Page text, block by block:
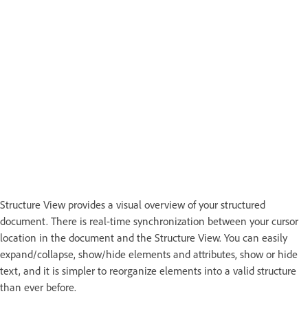
Structure View provides a visual overview of your structured
document. There is real-time synchronization between your cursor
location in the document and the Structure View. You can easily
expand/collapse, show/hide elements and attributes, show or hide
text, and it is simpler to reorganize elements into a valid structure
than ever before.